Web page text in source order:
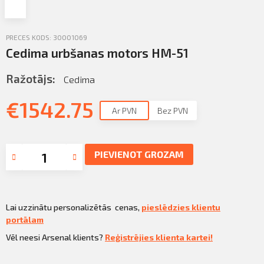
PRECES KODS: 30001069
Cedima urbšanas motors HM-51
Ražotājs: Cedima
€1542.75 Ar PVN Bez PVN
PIEVIENOT GROZAM
Lai uzzinātu personalizētās cenas, pieslēdzies klientu
portālam
Vēl neesi Arsenal klients? Reģistrējies klienta kartei!